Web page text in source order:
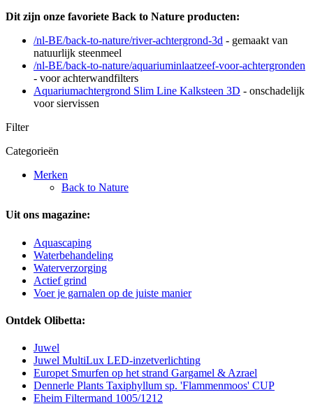
Dit zijn onze favoriete Back to Nature producten:
/nl-BE/back-to-nature/river-achtergrond-3d - gemaakt van
natuurlijk steenmeel
/nl-BE/back-to-nature/aquariuminlaatzeef-voor-achtergronden
- voor achterwandfilters
Aquariumachtergrond Slim Line Kalksteen 3D - onschadelijk
voor siervissen
Filter
Categorieën
Merken
Back to Nature
Uit ons magazine:
Aquascaping
Waterbehandeling
Waterverzorging
Actief grind
Voer je garnalen op de juiste manier
Ontdek Olibetta:
Juwel
Juwel MultiLux LED-inzetverlichting
Europet Smurfen op het strand Gargamel & Azrael
Dennerle Plants Taxiphyllum sp. 'Flammenmoos' CUP
Eheim Filtermand 1005/1212